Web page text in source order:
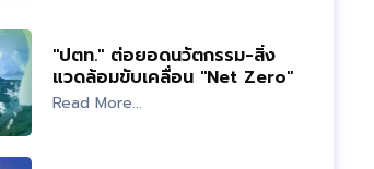
"ปตท." ต่อยอดนวัตกรรม-สิ่ง
แวดล้อมขับเคลื่อน "Net Zero"
Read More...